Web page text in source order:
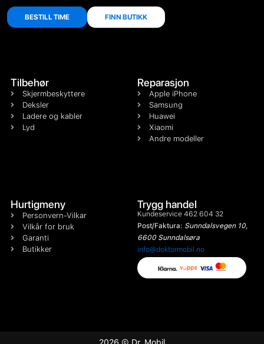
BESTILL TIME FINN BUTIKK
Tilbehør
Skjermbeskyttere
Deksler
Ladere og kabler
Lyd
Reparasjon
Apple iPhone
Samsung
Huawei
Xiaomi
Andre modeller
Hurtigmeny
Personvern-Vilkar
Vilkår for bruk
Garanti
Butikker
Trygg handel
Kundeservice 462 604 32
Post/Faktura: Sunndalsvegen 10,
6600 Sunndalsøra
info@doktormobil.no